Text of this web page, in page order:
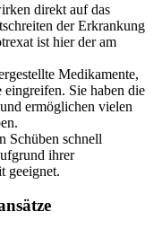
direkt auf das
der Erkrankung
ist hier der am
Medikamente,
eingreifen. Sie haben die
ermöglichen vielen
Schüben schnell
ihrer
geeignet.